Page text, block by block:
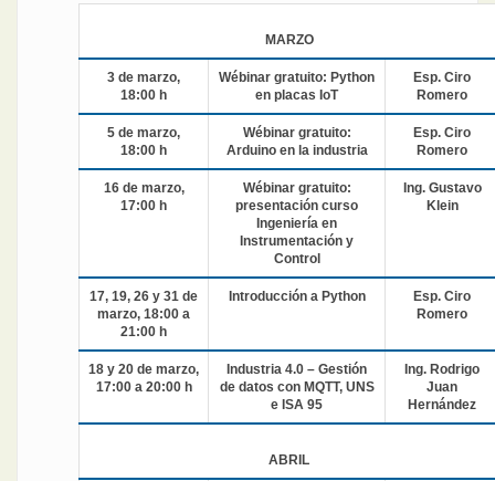
MARZO
3 de marzo,
18:00 h
Wébinar gratuito: Python
en placas IoT
Esp. Ciro
Romero
5 de marzo,
18:00 h
Wébinar gratuito:
Arduino en la industria
Esp. Ciro
Romero
16 de marzo,
17:00 h
Wébinar gratuito:
presentación curso
Ingeniería en
Instrumentación y
Control
Ing. Gustavo
Klein
17, 19, 26 y 31 de
marzo, 18:00 a
21:00 h
Introducción a Python
Esp. Ciro
Romero
18 y 20 de marzo,
17:00 a 20:00 h
Industria 4.0 – Gestión
de datos con MQTT, UNS
e ISA 95
Ing. Rodrigo
Juan
Hernández
ABRIL